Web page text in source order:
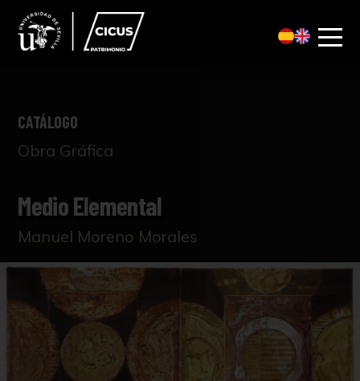
CATÁLOGO
Obra Gráfica
Medio Elemental
Manuel Moreno Morales